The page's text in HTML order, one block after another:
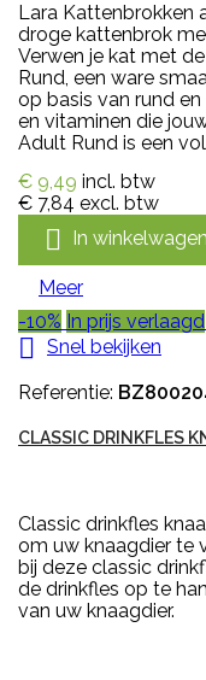
Lara Kattenbrokken
droge kattenbrok
Verwen je kat met
Rund, een ware
op basis van rund
en vitaminen die
Adult Rund is een
€ 9,49 incl. btw
€ 7,84 excl. btw
 In winkelwagen
Meer
-10% In prijs verlaagd
 Snel bekijken
Referentie:
CLASSIC DRINKFLES
Classic drinkfles
om uw knaagdier te
bij deze classic
de drinkfles op te
van uw knaagdier.